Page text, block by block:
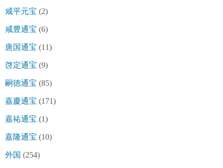
咸平元宝 (2)
咸豊通宝 (6)
唐国通宝 (11)
啓定通宝 (9)
嗣徳通宝 (85)
嘉慶通宝 (171)
嘉祐通宝 (1)
嘉隆通宝 (10)
外国 (254)